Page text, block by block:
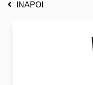
INAPOI